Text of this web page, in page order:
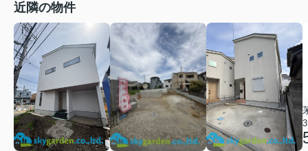
近隣の物件